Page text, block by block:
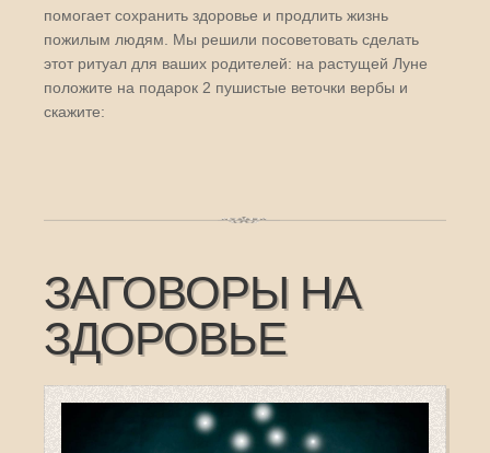
помогает сохранить здоровье и продлить жизнь
пожилым людям. Мы решили посоветовать сделать
этот ритуал для ваших родителей: на растущей Луне
положите на подарок 2 пушистые веточки вербы и
скажите:
ЗАГОВОРЫ НА
ЗДОРОВЬЕ